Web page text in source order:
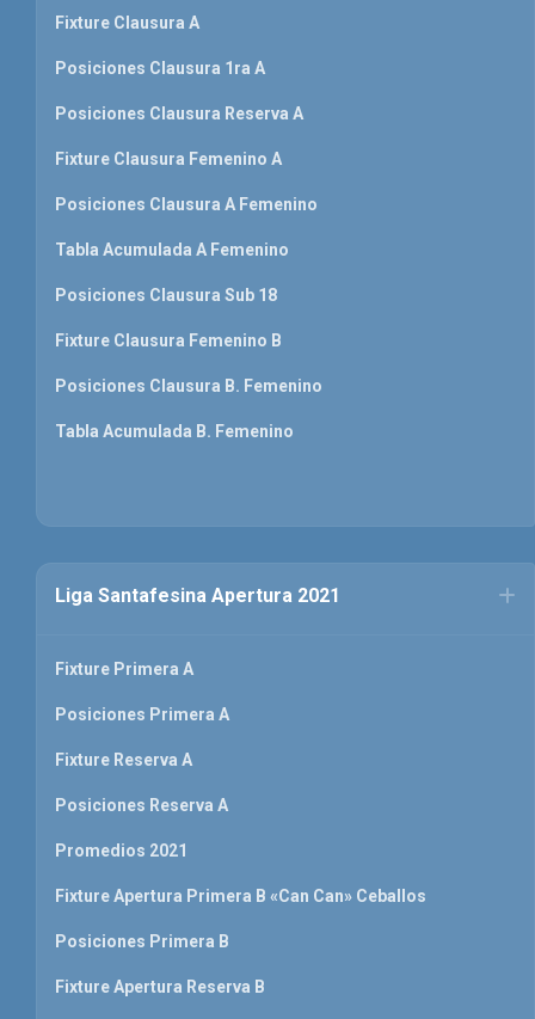
Fixture Clausura A
Posiciones Clausura 1ra A
Posiciones Clausura Reserva A
Fixture Clausura Femenino A
Posiciones Clausura A Femenino
Tabla Acumulada A Femenino
Posiciones Clausura Sub 18
Fixture Clausura Femenino B
Posiciones Clausura B. Femenino
Tabla Acumulada B. Femenino
Liga Santafesina Apertura 2021
Fixture Primera A
Posiciones Primera A
Fixture Reserva A
Posiciones Reserva A
Promedios 2021
Fixture Apertura Primera B «Can Can» Ceballos
Posiciones Primera B
Fixture Apertura Reserva B